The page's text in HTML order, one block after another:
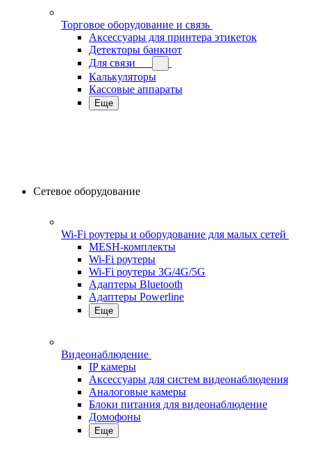
Торговое оборудование и связь
Аксессуары для принтера этикеток
Детекторы банкнот
Для связи
Калькуляторы
Кассовые аппараты
Еще
Сетевое оборудование
Wi-Fi роутеры и оборудование для малых сетей
MESH-комплекты
Wi-Fi роутеры
Wi-Fi роутеры 3G/4G/5G
Адаптеры Bluetooth
Адаптеры Powerline
Еще
Видеонаблюдение
IP камеры
Аксессуары для систем видеонаблюдения
Аналоговые камеры
Блоки питания для видеонаблюдение
Домофоны
Еще